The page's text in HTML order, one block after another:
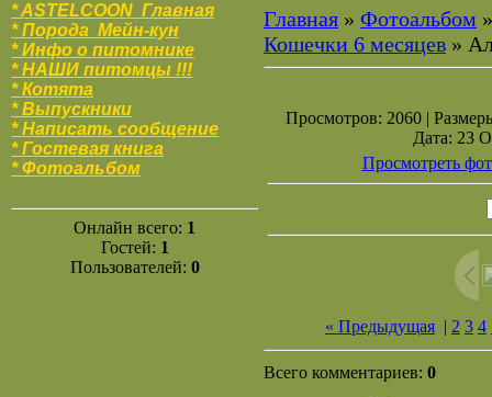
* ASTELCOON Главная
* Порода Мейн-кун
* Инфо о питомнике
* НАШИ питомцы !!!
* Котята
* Выпускники
* Написать сообщение
* Гостевая книга
* Фотоальбом
Онлайн всего: 1
Гостей: 1
Пользователей: 0
Главная » Фотоальбом
Кошечки 6 месяцев »
Просмотров: 2060 |
Дата: 23
Просмотреть
« Предыдущая | 2 3 4
Всего комментариев: 0